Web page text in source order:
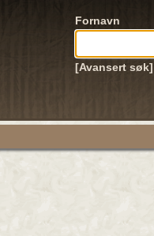
Fornavn
[Avansert søk]